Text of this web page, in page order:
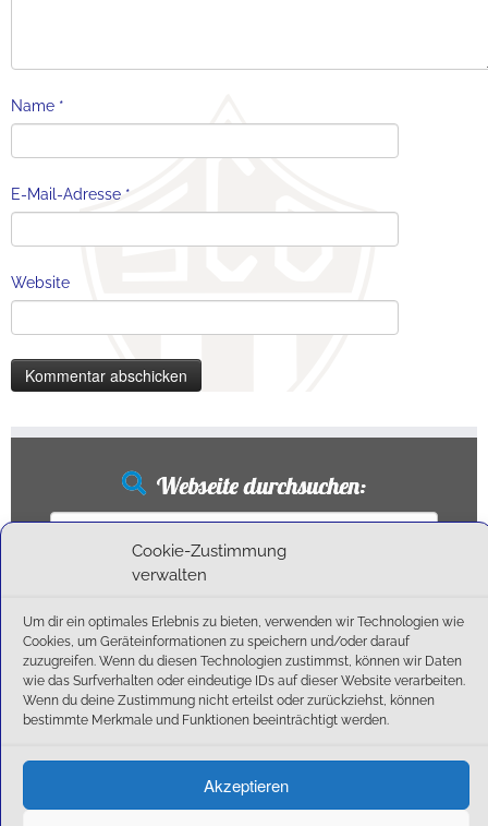
Cookie-Zustimmung
verwalten
Um dir ein optimales Erlebnis zu bieten, verwenden wir Technologien wie
Cookies, um Geräteinformationen zu speichern und/oder darauf
zuzugreifen. Wenn du diesen Technologien zustimmst, können wir Daten
wie das Surfverhalten oder eindeutige IDs auf dieser Website verarbeiten.
Wenn du deine Zustimmung nicht erteilst oder zurückziehst, können
bestimmte Merkmale und Funktionen beeinträchtigt werden.
Akzeptieren
Name *
E-Mail-Adresse *
Website
Webseite durchsuchen:
Suchen
Neueste Beiträge
Ballschule erweitert!
6:1-Triumph im Heimfinale: Der SC Olching schießt sich zurück in die Landesliga!
Außensaison 2025
Start am 01. September!